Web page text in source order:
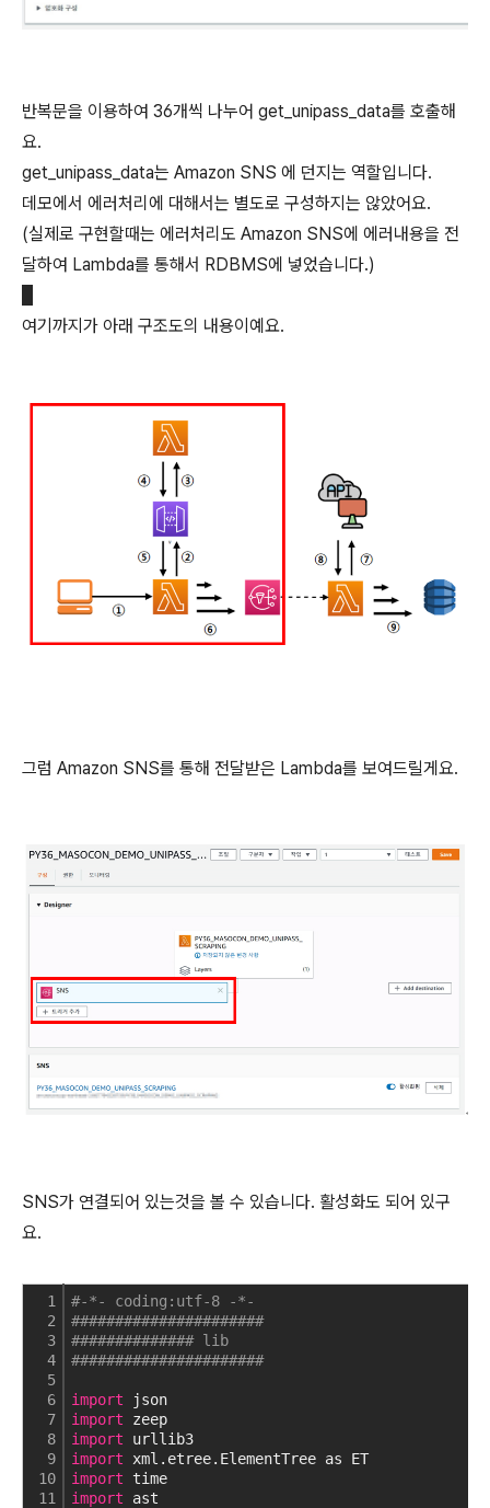
반복문을 이용하여 36개씩 나누어 get_unipass_data를 호출해
요.
get_unipass_data는 Amazon SNS 에 던지는 역할입니다.
데모에서 에러처리에 대해서는 별도로 구성하지는 않았어요.
(실제로 구현할때는 에러처리도 Amazon SNS에 에러내용을 전
달하여 Lambda를 통해서 RDBMS에 넣었습니다.)
여기까지가 아래 구조도의 내용이예요.
그럼 Amazon SNS를 통해 전달받은 Lambda를 보여드릴게요.
SNS가 연결되어 있는것을 볼 수 있습니다. 활성화도 되어 있구
요.
1
2
3
4
5
6
7
8
9
10
11
#-*- coding:utf-8 -*-
######################
############## lib
######################
import json
import zeep
import urllib3
import xml.etree.ElementTree as ET
import time
import ast